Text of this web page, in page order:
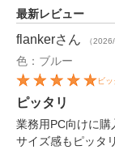
最新レビュー
flankerさん （
色：ブルー
ビ
ピッタリ
業務用PC向けに購
サイズ感もピッタ